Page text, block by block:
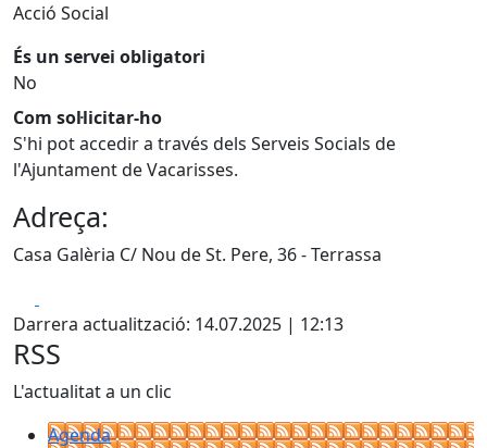
Acció Social
És un servei obligatori
No
Com sol·licitar-ho
S'hi pot accedir a través dels Serveis Socials de
l'Ajuntament de Vacarisses.
Adreça:
Casa Galèria C/ Nou de St. Pere, 36 - Terrassa
Darrera actualització: 14.07.2025 | 12:13
RSS
L'actualitat a un clic
Agenda